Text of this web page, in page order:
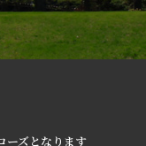
ーズとなります